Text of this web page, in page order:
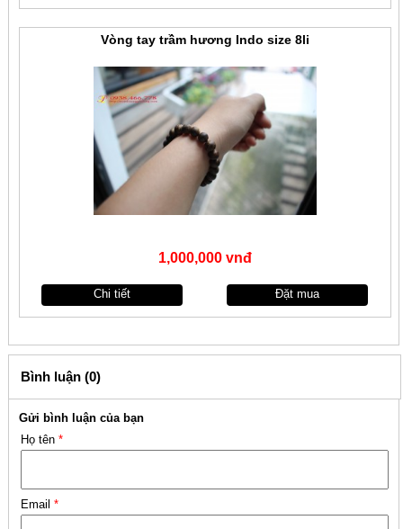
Vòng tay trầm hương Indo size 8li
1,000,000 vnđ
Chi tiết Đặt mua
Bình luận (0)
Gửi bình luận của bạn
Họ tên *
Email *